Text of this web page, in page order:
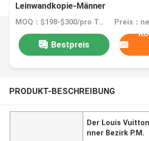
Leinwandkopie-Männer
MOQ：$198-$300/pro Tasche Preis：
Bestpreis
PRODUKT-BESCHREIBUNG
Der Louis
nner Bezirk P.M.